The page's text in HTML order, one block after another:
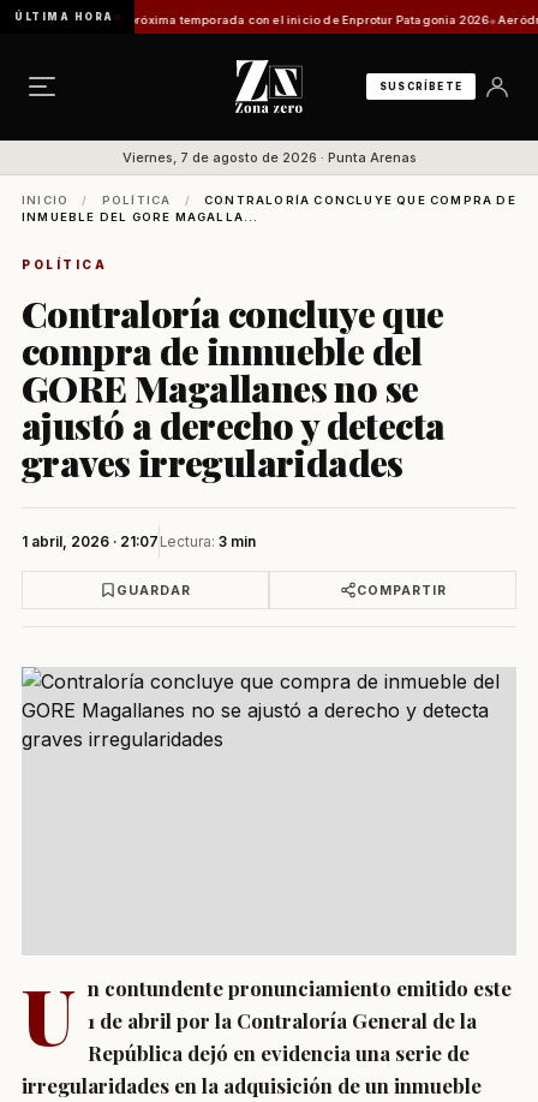
ÚLTIMA HORA
su próxima temporada con el inicio de Enprotur Patagonia 2026 Aeródromo de
SUSCRÍBETE
Viernes, 7 de agosto de 2026 · Punta Arenas
INICIO / POLÍTICA /
CONTRALORÍA CONCLUYE QUE COMPRA DE
INMUEBLE DEL GORE MAGALLA...
POLÍTICA
Contraloría concluye que
compra de inmueble del
GORE Magallanes no se
ajustó a derecho y detecta
graves irregularidades
1 abril, 2026 · 21:07 Lectura: 3 min
GUARDAR COMPARTIR
U n contundente pronunciamiento emitido este
1 de abril por la Contraloría General de la
República dejó en evidencia una serie de
irregularidades en la adquisición de un inmueble